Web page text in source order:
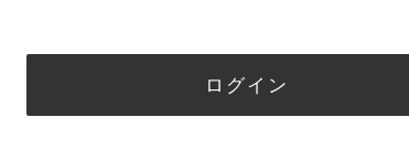
ログイン